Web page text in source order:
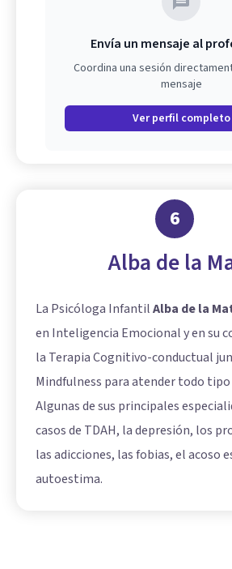
Envía un mensaje al
Coordina una sesión
mensaje
Ver perfil completo
6
Alba de la
La Psicóloga InfantilAlba de la
en Inteligencia Emocional y en su
la Terapia Cognitivo-conductual
Mindfulness para atender todo
Algunas de sus principales
casos de TDAH, la depresión, los
las adicciones, las fobias, el acoso
autoestima.